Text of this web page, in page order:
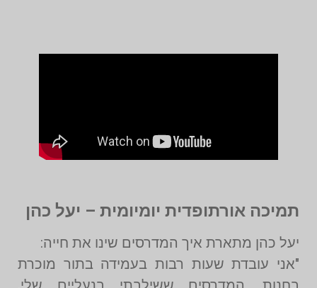
תמיכה אורתופדית יומיומית – יעל כהן
יעל כהן מתארת איך המדרסים שינו את חייה:
"אני עובדת שעות רבות בעמידה בתור מוכרת